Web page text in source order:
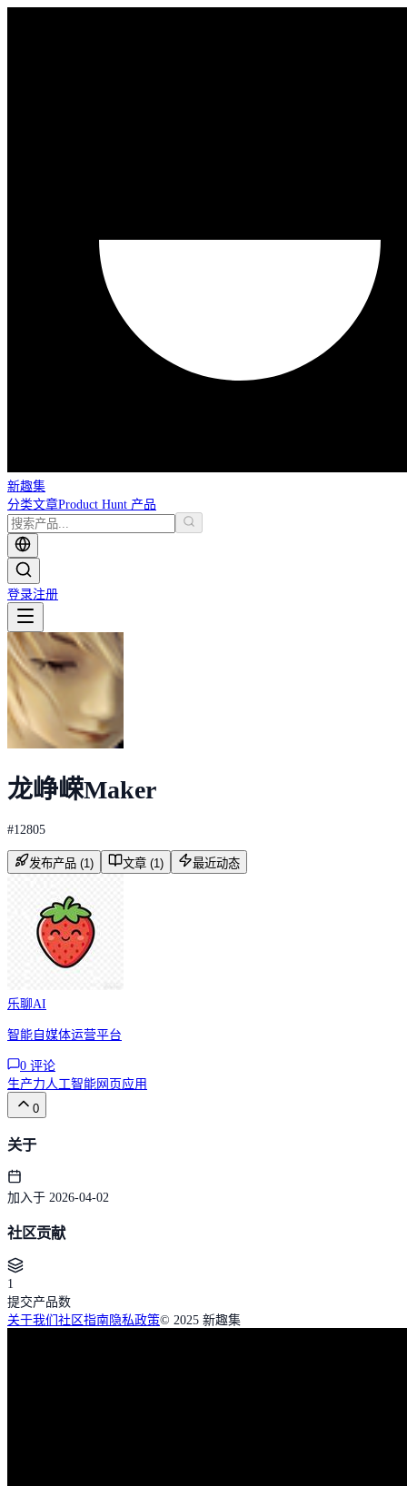
新趣集
分类文章Product Hunt 产品
登录注册
龙峥嵘Maker
#12805
发布产品 (1) 文章 (1) 最近动态
乐聊AI
智能自媒体运营平台
0 评论
生产力 人工智能网页应用
0
关于
加入于 2026-04-02
社区贡献
1
提交产品数
关于我们 社区指南隐私政策© 2025 新趣集